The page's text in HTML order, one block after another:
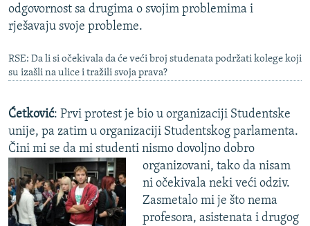
odgovornost sa drugima o svojim problemima i
rješavaju svoje probleme.
RSE: Da li si očekivala da će veći broj studenata podržati kolege koji
su izašli na ulice i tražili svoja prava?
Ćetković: Prvi protest je bio u organizaciji Studentske
unije, pa zatim u organizaciji Studentskog parlamenta.
Čini mi se da mi studenti nismo dovoljno dobro
organizovani, tako da nisam
ni očekivala neki veći odziv.
Zasmetalo mi je što nema
profesora, asistenata i drugog